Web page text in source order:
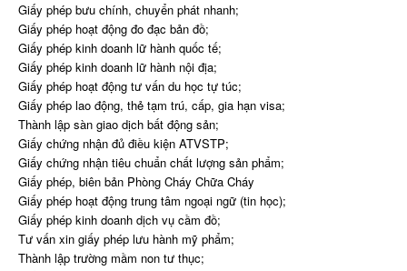
Giấy phép bưu chính, chuyển phát nhanh;
Giấy phép hoạt động đo đạc bản đồ;
Giấy phép kinh doanh lữ hành quốc tế;
Giấy phép kinh doanh lữ hành nội địa;
Giấy phép hoạt động tư vấn du học tự túc;
Giấy phép lao động, thẻ tạm trú, cấp, gia hạn visa;
Thành lập sàn giao dịch bất động sản;
Giấy chứng nhận đủ điều kiện ATVSTP;
Giấy chứng nhận tiêu chuẩn chất lượng sản phẩm;
Giấy phép, biên bản Phòng Cháy Chữa Cháy
Giấy phép hoạt động trung tâm ngoại ngữ (tin học);
Giấy phép kinh doanh dịch vụ cầm đồ;
Tư vấn xin giấy phép lưu hành mỹ phẩm;
Thành lập trường mầm non tư thục;